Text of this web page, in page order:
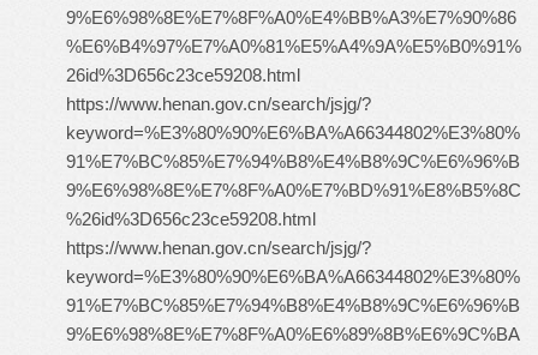
9%E6%98%8E%E7%8F%A0%E4%BB%A3%E7%90%86
%E6%B4%97%E7%A0%81%E5%A4%9A%E5%B0%91%
26id%3D656c23ce59208.html
https://www.henan.gov.cn/search/jsjg/?
keyword=%E3%80%90%E6%BA%A66344802%E3%80%
91%E7%BC%85%E7%94%B8%E4%B8%9C%E6%96%B
9%E6%98%8E%E7%8F%A0%E7%BD%91%E8%B5%8C
%26id%3D656c23ce59208.html
https://www.henan.gov.cn/search/jsjg/?
keyword=%E3%80%90%E6%BA%A66344802%E3%80%
91%E7%BC%85%E7%94%B8%E4%B8%9C%E6%96%B
9%E6%98%8E%E7%8F%A0%E6%89%8B%E6%9C%BA